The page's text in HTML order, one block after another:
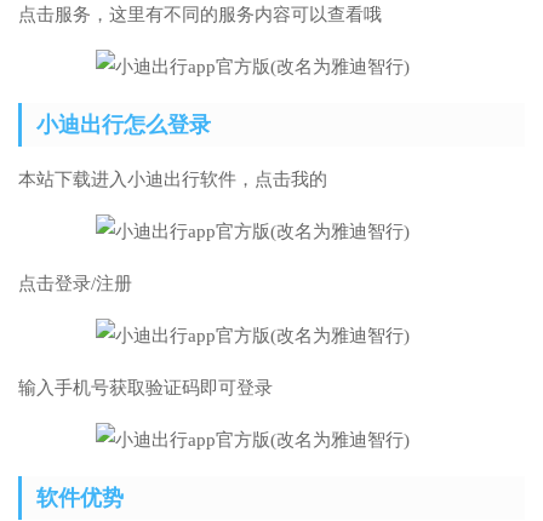
点击服务，这里有不同的服务内容可以查看哦
小迪出行怎么登录
本站下载进入小迪出行软件，点击我的
点击登录/注册
输入手机号获取验证码即可登录
软件优势